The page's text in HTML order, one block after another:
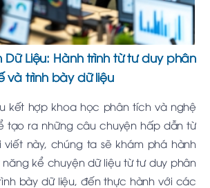
Dữ Liệu: Hành trình từ tư duy phân
và trình bày dữ liệu
kết hợp khoa học phân tích và nghệ
tạo ra những câu chuyện hấp dẫn từ
viết này, chúng ta sẽ khám phá hành
năng kể chuyện dữ liệu từ tư duy phân
bày dữ liệu, đến thực hành với các